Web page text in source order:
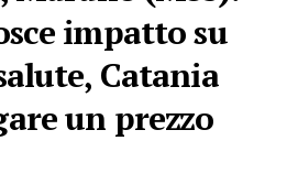
impatto su
Catania
un prezzo